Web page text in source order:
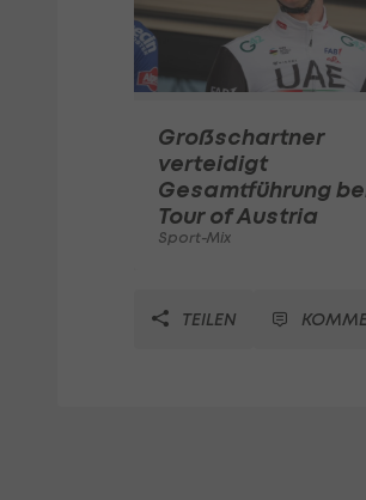
Großschartner
verteidigt
Gesamtführung
Tour of Austria
Sport-Mix
TEILEN